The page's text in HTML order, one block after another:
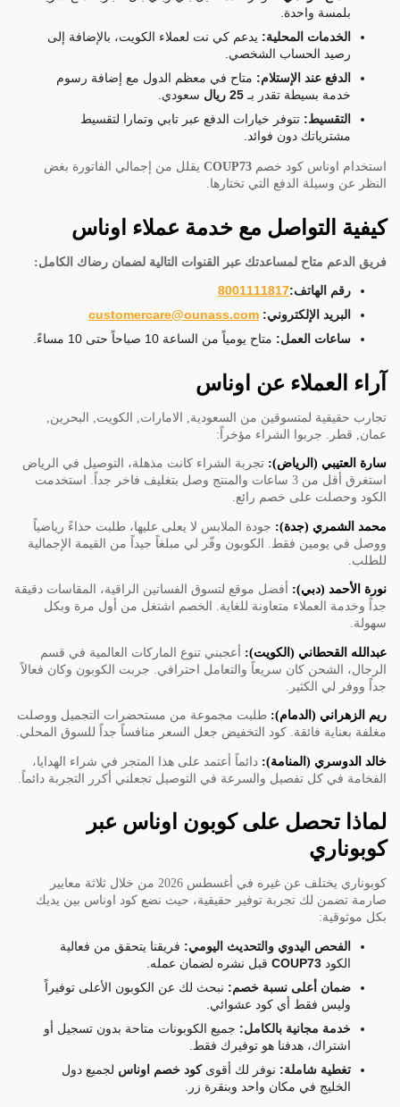
بلمسة واحدة.
الخدمات المحلية: يدعم كي نت لعملاء الكويت، بالإضافة إلى
رصيد الحساب الشخصي.
الدفع عند الإستلام: متاح في معظم الدول مع إضافة رسوم
خدمة بسيطة تقدر بـ 25 ريال
سعودي.
التقسيط: تتوفر خيارات الدفع عبر تابي وتمارا لتقسيط
مشترياتك دون فوائد.
استخدام اوناس كود خصم COUP73 يقلل من إجمالي الفاتورة بغض
النظر عن وسيلة الدفع التي تختارها.
كيفية التواصل مع خدمة عملاء اوناس
فريق الدعم متاح لمساعدتك عبر القنوات التالية لضمان رضاك الكامل:
رقم الهاتف:8001111817
البريد الإلكتروني: customercare@ounass.com
ساعات العمل: متاح يومياً من الساعة 10 صباحاً حتى 10 مساءً.
آراء العملاء عن اوناس
تجارب حقيقية لمتسوقين من السعودية, الامارات, الكويت, البحرين,
عمان, قطر. جربوا الشراء مؤخراً:
سارة العتيبي (الرياض): تجربة الشراء كانت مذهلة، التوصيل في الرياض
استغرق أقل من 3 ساعات والمنتج وصل بتغليف فاخر جداً. استخدمت
الكود وحصلت على خصم رائع.
محمد الشمري (جدة): جودة الملابس لا يعلى عليها، طلبت حذاءً رياضياً
ووصل في يومين فقط. الكوبون وفّر لي مبلغاً جيداً من القيمة الإجمالية
للطلب.
نورة الأحمد (دبي): أفضل موقع لتسوق الفساتين الراقية، المقاسات دقيقة
جداً وخدمة العملاء متعاونة للغاية. الخصم اشتغل من أول مرة وبكل
سهولة.
عبدالله القحطاني (الكويت): أعجبني تنوع الماركات العالمية في قسم
الرجال، الشحن كان سريعاً والتعامل احترافي. جربت الكوبون وكان فعالاً
جداً ووفر لي الكثير.
ريم الزهراني (الدمام): طلبت مجموعة من مستحضرات التجميل ووصلت
مغلفة بعناية فائقة. كود التخفيض جعل السعر منافساً جداً للسوق المحلي.
خالد الدوسري (المنامة): دائماً أعتمد على هذا المتجر في شراء الهدايا،
الفخامة في كل تفصيل والسرعة في التوصيل تجعلني أكرر التجربة دائماً.
لماذا تحصل على كوبون اوناس عبر
كوبوناري
كوبوناري يختلف عن غيره في أغسطس 2026 من خلال ثلاثة معايير
صارمة تضمن لك تجربة توفير حقيقية، حيث نضع كود اوناس بين يديك
بكل موثوقية:
الفحص اليدوي والتحديث اليومي: فريقنا يتحقق من فعالية
الكود COUP73 قبل نشره لضمان عمله.
ضمان أعلى نسبة خصم: نبحث لك عن الكوبون الأعلى توفيراً
وليس فقط أي كود عشوائي.
خدمة مجانية بالكامل: جميع الكوبونات متاحة بدون تسجيل أو
اشتراك، هدفنا هو توفيرك فقط.
تغطية شاملة: نوفر لك أقوىكود خصم اوناس لجميع دول
الخليج في مكان واحد وبنقرة زر.